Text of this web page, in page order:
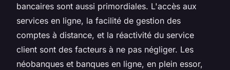
bancaires sont aussi primordiales. L'accès aux
services en ligne, la facilité de gestion des
comptes à distance, et la réactivité du service
client sont des facteurs à ne pas négliger. Les
néobanques et banques en ligne, en plein essor,